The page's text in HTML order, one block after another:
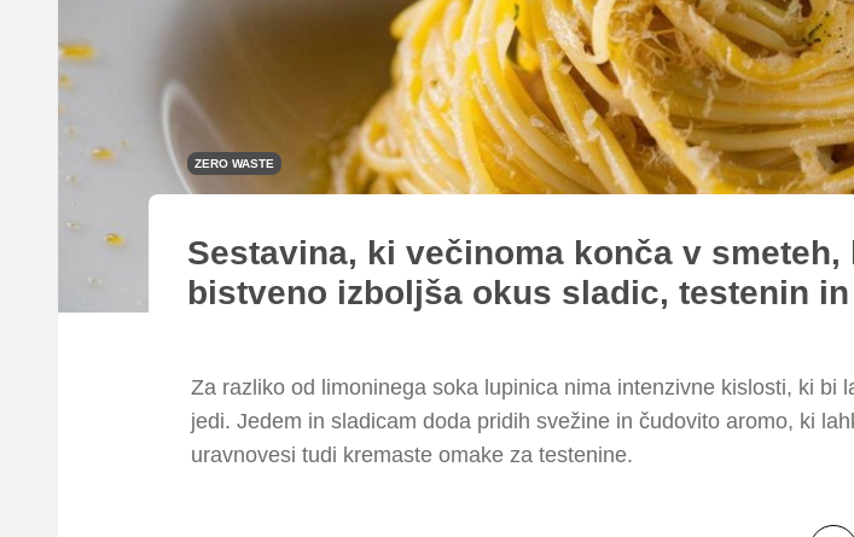
ZERO WASTE
Sestavina, ki večinoma konča v smeteh,
bistveno izboljša okus sladic, testenin
Za razliko od limoninega soka lupinica nima intenzivne kislosti, ki bi
jedi. Jedem in sladicam doda pridih svežine in čudovito aromo, ki
uravnovesi tudi kremaste omake za testenine.